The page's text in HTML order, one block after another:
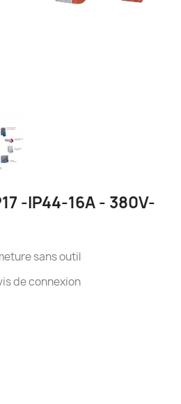
-IP44-16A - 380V-
sans outil
de connexion